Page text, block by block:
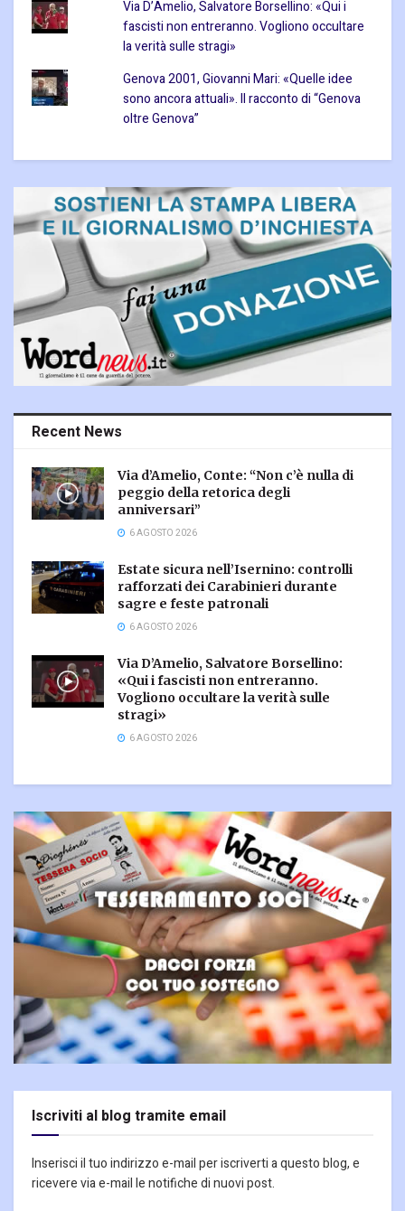
Via D’Amelio, Salvatore Borsellino: «Qui i
fascisti non entreranno. Vogliono occultare
la verità sulle stragi»
Genova 2001, Giovanni Mari: «Quelle idee
sono ancora attuali». Il racconto di “Genova
oltre Genova”
Recent News
Via d’Amelio, Conte: “Non c’è nulla di
peggio della retorica degli
anniversari”
6 AGOSTO 2026
Estate sicura nell’Isernino: controlli
rafforzati dei Carabinieri durante
sagre e feste patronali
6 AGOSTO 2026
Via D’Amelio, Salvatore Borsellino:
«Qui i fascisti non entreranno.
Vogliono occultare la verità sulle
stragi»
6 AGOSTO 2026
Iscriviti al blog tramite email
Inserisci il tuo indirizzo e-mail per iscriverti a questo blog, e
ricevere via e-mail le notifiche di nuovi post.